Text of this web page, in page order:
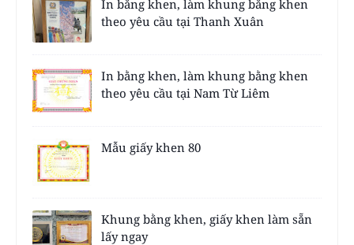
In bằng khen, làm khung bằng khen
theo yêu cầu tại Thanh Xuân
In bằng khen, làm khung bằng khen
theo yêu cầu tại Nam Từ Liêm
Mẫu giấy khen 80
Khung bằng khen, giấy khen làm sẵn
lấy ngay